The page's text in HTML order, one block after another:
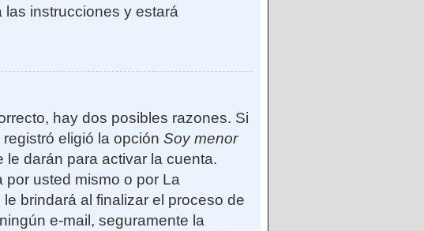
las instrucciones y estará
hay dos posibles razones. Si
eligió la opción Soy menor
darán para activar la cuenta.
usted mismo o por La
brindará al finalizar el proceso de
e-mail, seguramente la